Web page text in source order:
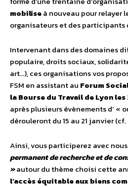
mobiliseà nouveau pour relayer
organisateurs et des participants
Intervenant dans des domaines
populaire, droits sociaux,
art…), ces organisations vos
FSM en assistant au Forum
la Bourse du Travail de Lyon
après plusieurs évènements d’ «
dérouleront du 15 au 21 janvier (cf.
Ainsi, vous participerez avec
permanent de recherche et de
»autour du thème choisi cette
l’accès équitable aux biens